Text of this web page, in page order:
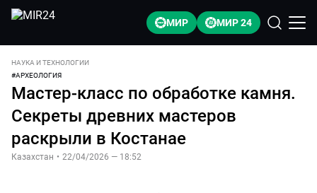
МИР МИР 24
НАУКА И ТЕХНОЛОГИИ
#АРХЕОЛОГИЯ
Мастер-класс по обработке камня.
Секреты древних мастеров
раскрыли в Костанае
Казахстан • 22/04/2026 — 18:52